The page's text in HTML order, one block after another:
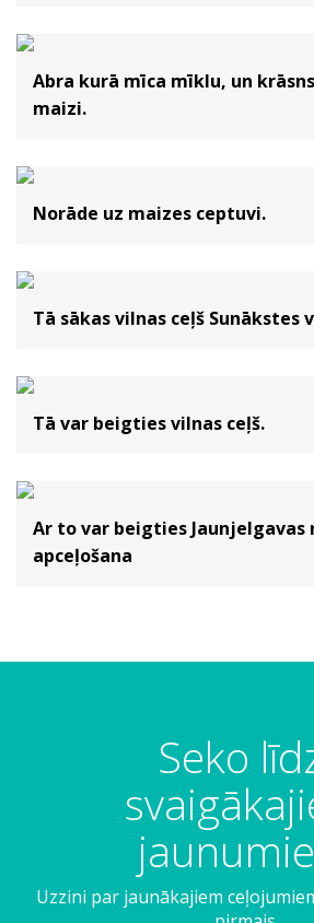
Abra kurā mīca mīklu, un
maizi.
Norāde uz maizes ceptuvi.
Tā sākas vilnas ceļš Sunākstes
Tā var beigties vilnas ceļš.
Ar to var beigties Jaunjelgavas
apceļošana
Seko
Uzzini par jaunākajiem